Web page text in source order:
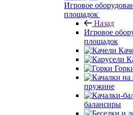
Игровое
площадок
Назад
Игровое
площадок
пружине
балансиры